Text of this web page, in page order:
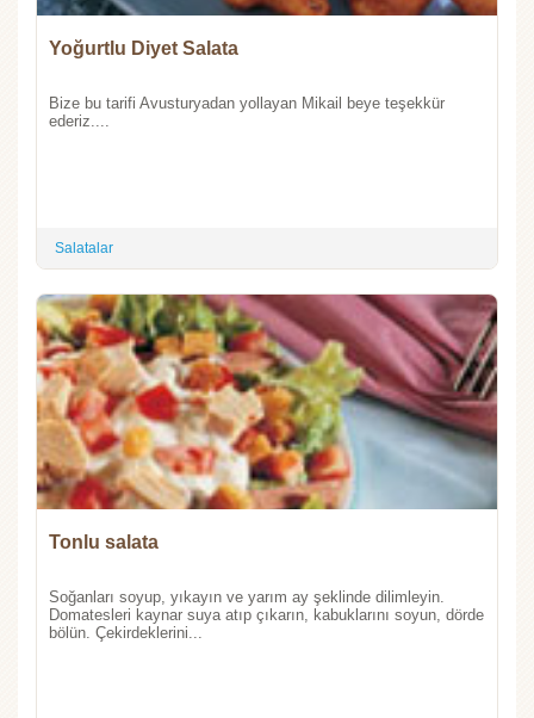
Yoğurtlu Diyet Salata
Bize bu tarifi Avusturyadan yollayan Mikail beye teşekkür
ederiz....
Salatalar
Tonlu salata
Soğanları soyup, yıkayın ve yarım ay şeklinde dilimleyin.
Domatesleri kaynar suya atıp çıkarın, kabuklarını soyun, dörde
bölün. Çekirdeklerini...